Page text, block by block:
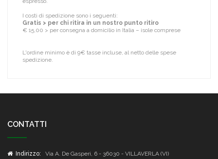
I costi di spedizione sono i seguenti:
Gratis > per chi ritira in un nostro punto ritiro
€ 15,00 > per consegna a domicilio in Italia – isole comprese
L'ordine minimo è di 9€ tasse incluse, al netto delle spese
spedizione.
CONTATTI
Indirizzo: Via A. De Gasperi, 6 - 36030 - VILLAVERLA (VI)